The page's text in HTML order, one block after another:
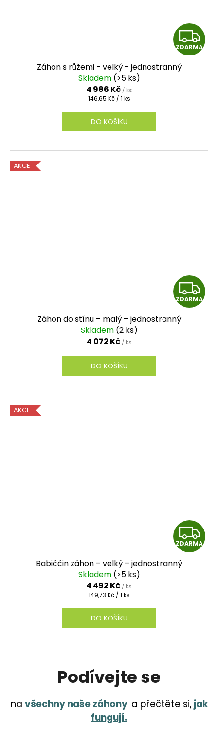
Z
D
ZDARMA
Záhon s růžemi - velký - jednostranný
Skladem (>5 ks)
4 986 Kč / ks
Měrná
146,65 Kč / 1 ks
DO KOŠÍKU
AKCE
Z
D
A
ZDARMA
Záhon do stínu – malý – jednostranný
Skladem (2 ks)
4 072 Kč / ks
DO KOŠÍKU
AKCE
Z
D
ZDARMA
Babiččin záhon – velký – jednostranný
Skladem (>5 ks)
4 492 Kč / ks
Měrná
149,73 Kč / 1 ks
DO KOŠÍKU
Podívejte se
na všechny naše záhony a přečtěte si, jak
fungují.